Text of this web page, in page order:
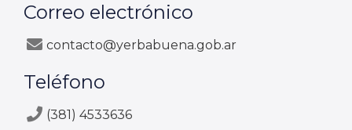
Correo electrónico
contacto@yerbabuena.gob.ar
Teléfono
(381) 4533636